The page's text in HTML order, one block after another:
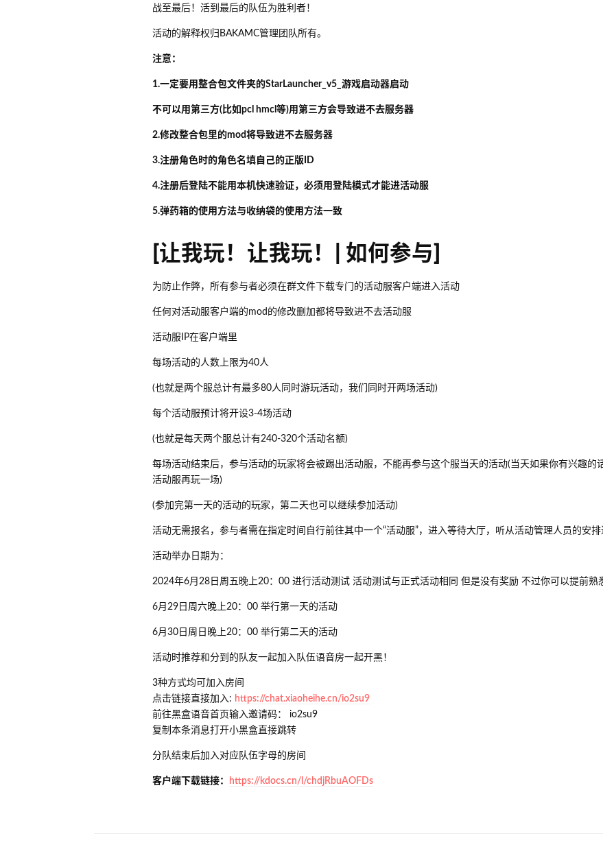
战至最后！活到最后的队伍为胜利者！
活动的解释权归BAKAMC管理团队所有。
注意：
1.一定要用整合包文件夹的StarLauncher_v5_游戏启动器启动
不可以用第三方(比如pcl hmcl等)用第三方会导致进不去服务器
2.修改整合包里的mod将导致进不去服务器
3.注册角色时的角色名填自己的正版ID
4.注册后登陆不能用本机快速验证，必须用登陆模式才能进活动服
5.弹药箱的使用方法与收纳袋的使用方法一致
[让我玩！让我玩！| 如何参与]
为防止作弊，所有参与者必须在群文件下载专门的活动服客户端进入活动
任何对活动服客户端的mod的修改删加都将导致进不去活动服
活动服IP在客户端里
每场活动的人数上限为40人
(也就是两个服总计有最多80人同时游玩活动，我们同时开两场活动)
每个活动服预计将开设3-4场活动
(也就是每天两个服总计有240-320个活动名额)
每场活动结束后，参与活动的玩家将会被踢出活动服，不能再参与这个服当天的活动(当天如果你有兴趣的
活动服再玩一场)
(参加完第一天的活动的玩家，第二天也可以继续参加活动)
活动无需报名，参与者需在指定时间自行前往其中一个“活动服”，进入等待大厅，听从活动管理人员的安
活动举办日期为：
2024年6月28日周五晚上20：00 进行活动测试 活动测试与正式活动相同 但是没有奖励 不过你可以提前熟
6月29日周六晚上20：00 举行第一天的活动
6月30日周日晚上20：00 举行第二天的活动
活动时推荐和分到的队友一起加入队伍语音房一起开黑！
3种方式均可加入房间
点击链接直接加入: https://chat.xiaoheihe.cn/io2su9
前往黑盒语音首页输入邀请码： io2su9
复制本条消息打开小黑盒直接跳转
分队结束后加入对应队伍字母的房间
客户端下载链接： https://kdocs.cn/l/chdjRbuAOFDs